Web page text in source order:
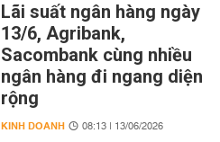
Lãi suất ngân hàng ngày
13/6, Agribank,
Sacombank cùng nhiều
ngân hàng đi ngang diện
rộng
KINH DOANH 08:13 | 13/06/2026